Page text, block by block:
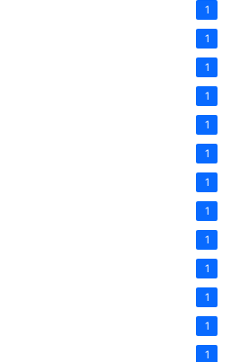
1
1
1
1
1
1
1
1
1
1
1
1
1